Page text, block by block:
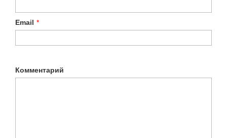
Email *
Комментарий